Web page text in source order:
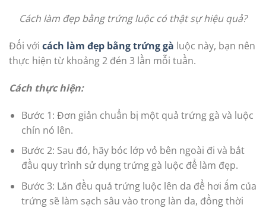
Cách làm đẹp bằng trứng luộc có thật sự hiệu quả?
Đối với cách làm đẹp bằng trứng gà luộc này, bạn nên
thực hiện từ khoảng 2 đén 3 lần mỗi tuần.
Cách thực hiện:
Bước 1: Đơn giản chuẩn bị một quả trứng gà và luộc
chín nó lên.
Bước 2: Sau đó, hãy bóc lớp vỏ bên ngoài đi và bắt
đầu quy trình sử dụng trứng gà luộc để làm đẹp.
Bước 3: Lăn đều quả trứng luộc lên da để hơi ấm của
trứng sẽ làm sạch sâu vào trong làn da, đồng thời